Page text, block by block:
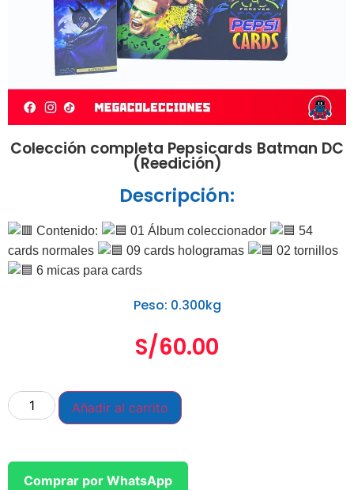
Colección completa Pepsicards Batman DC
(Reedición)
Descripción:
Contenido: 01 Álbum coleccionador
54
cards normales
09 cards hologramas
02 tornillos
6 micas para cards
Peso: 0.300kg
S/60.00
Añadir al carrito
Comprar por WhatsApp